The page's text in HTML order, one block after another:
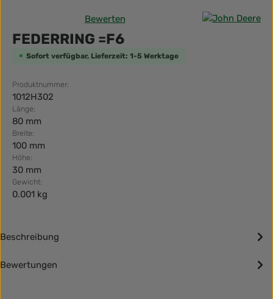
Durchschnittliche Bewertung von 0 von 5 Sternen
Bewerten
FEDERRING =F6
Sofort verfügbar, Lieferzeit: 1-5 Werktage
Produktnummer:
1012H302
Länge:
80 mm
Breite:
100 mm
Höhe:
30 mm
Gewicht:
0.001 kg
Beschreibung
Bewertungen